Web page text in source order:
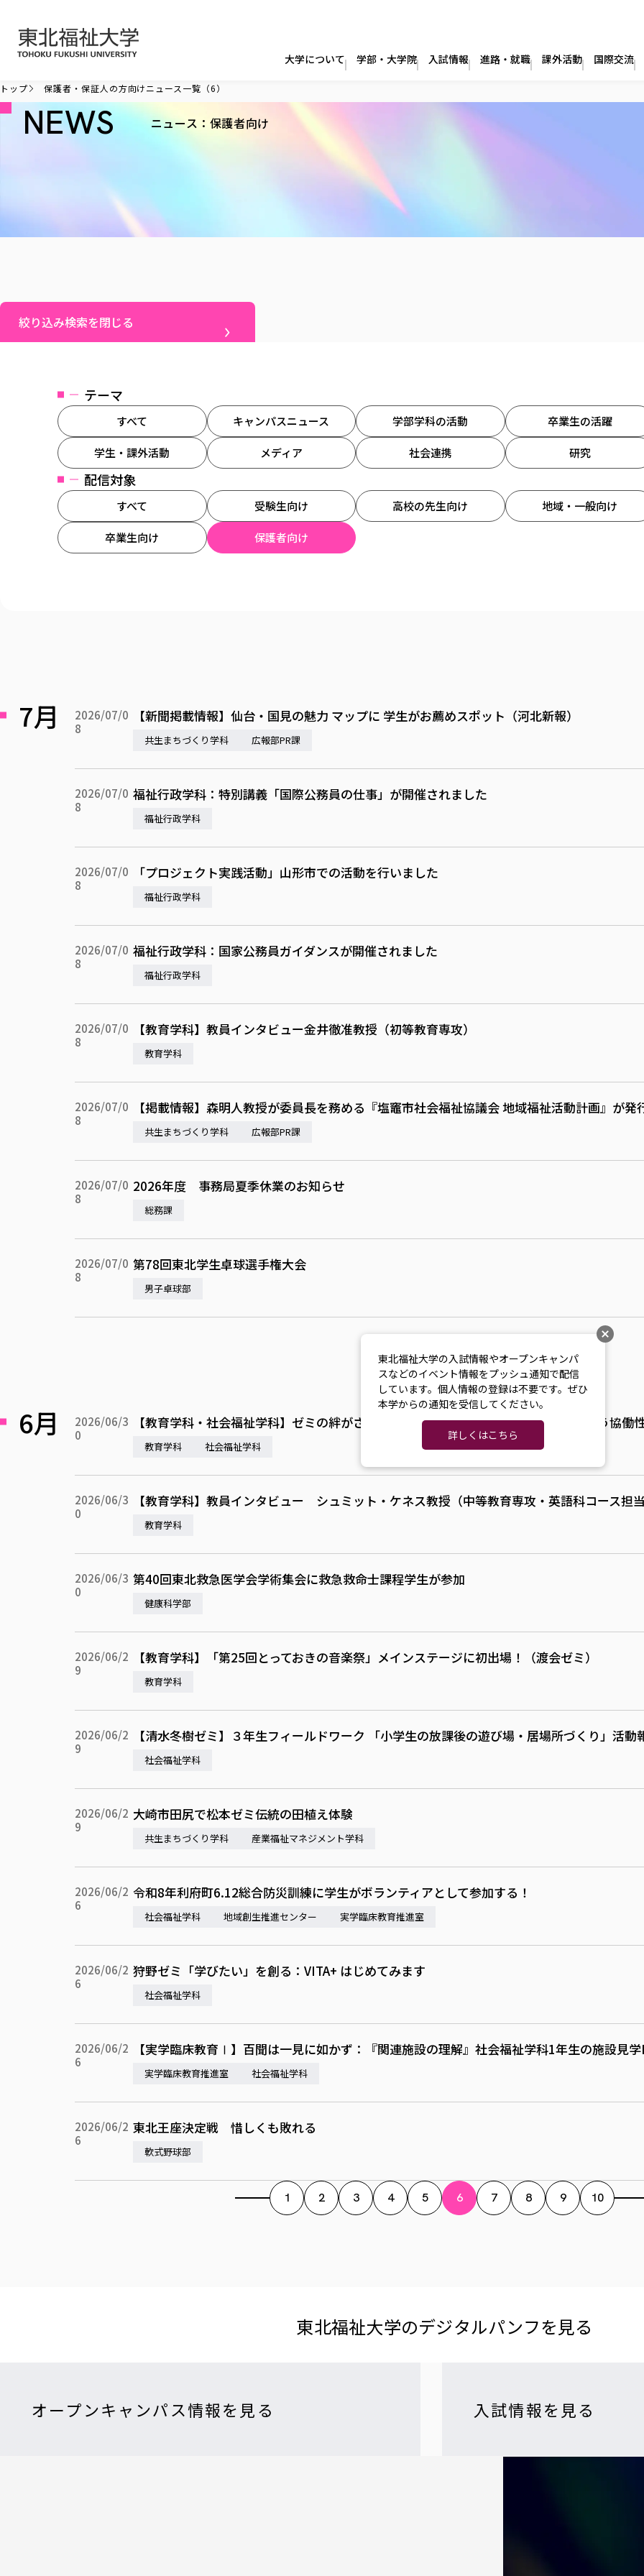
大学について 学部・大学院 入試情報 進路・就職 課外活動 国際交流
トップ 保護者・保証人の方向けニュース一覧（6）
NEWS ニュース：保護者向け
絞り込み検索を閉じる
テーマ
すべて キャンパスニュース 学部学科の活動 卒業生の活躍
学生・課外活動 メディア 社会連携 研究
配信対象
すべて 受験生向け 高校の先生向け 地域・一般向け
卒業生向け 保護者向け
7月
2026/07/0
8
【新聞掲載情報】仙台・国見の魅力 マップに 学生がお薦めスポット（河北新報）
共生まちづくり学科 広報部PR課
2026/07/0
8
福祉行政学科：特別講義「国際公務員の仕事」が開催されました
福祉行政学科
2026/07/0
8
「プロジェクト実践活動」山形市での活動を行いました
福祉行政学科
2026/07/0
8
福祉行政学科：国家公務員ガイダンスが開催されました
福祉行政学科
2026/07/0
8
【教育学科】教員インタビュー金井徹准教授（初等教育専攻）
教育学科
2026/07/0
8
【掲載情報】森明人教授が委員長を務める『塩竈市社会福祉協議会 地域福祉活動計画』が発
共生まちづくり学科 広報部PR課
2026/07/0
8
2026年度 事務局夏季休業のお知らせ
総務課
2026/07/0
8
第78回東北学生卓球選手権大会
男子卓球部
6月
2026/06/3
0
【教育学科・社会福祉学科】ゼミの絆がさらに深く！「保育レクリエーション」で培う協働
教育学科 社会福祉学科
2026/06/3
0
【教育学科】教員インタビュー シュミット・ケネス教授（中等教育専攻・英語科コース担
教育学科
2026/06/3
0
第40回東北救急医学会学術集会に救急救命士課程学生が参加
健康科学部
2026/06/2
9
【教育学科】「第25回とっておきの音楽祭」メインステージに初出場！（渡会ゼミ）
教育学科
2026/06/2
9
【清水冬樹ゼミ】３年生フィールドワーク 「小学生の放課後の遊び場・居場所づくり」活動
社会福祉学科
2026/06/2
9
大崎市田尻で松本ゼミ伝統の田植え体験
共生まちづくり学科 産業福祉マネジメント学科
2026/06/2
6
令和8年利府町6.12総合防災訓練に学生がボランティアとして参加する！
社会福祉学科 地域創生推進センター 実学臨床教育推進室
2026/06/2
6
狩野ゼミ「学びたい」を創る：VITA+ はじめてみます
社会福祉学科
2026/06/2
6
【実学臨床教育Ⅰ】百聞は一見に如かず：『関連施設の理解』社会福祉学科1年生の施設見
実学臨床教育推進室 社会福祉学科
2026/06/2
6
東北王座決定戦 惜しくも敗れる
軟式野球部
1 2 3 4 5 6 7 8 9 10
東北福祉大学の​デジタルパンフを​見る​
オープンキャンパス情報を見る 入試情報を見る
東北福祉大学の入試情報やオープンキャンパ
スなどのイベント情報をプッシュ通知で配信
しています。個人情報の登録は不要です。ぜひ
本学からの通知を受信してください。
詳しくはこちら